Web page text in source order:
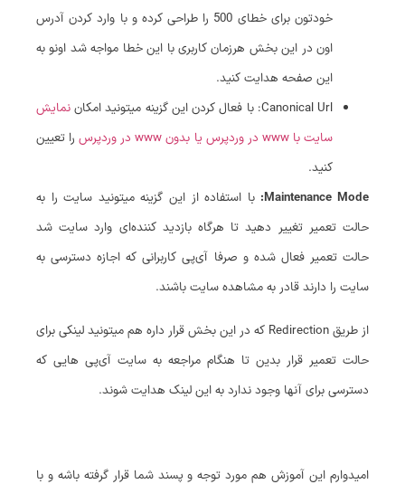
خودتون برای خطای 500 را طراحی کرده و با وارد کردن آدرس
اون در این بخش هرزمان کاربری با این خطا مواجه شد اونو به
این صفحه هدایت کنید.
Canonical Url: با فعال کردن این گزینه میتونید امکان
نمایش
سایت با www در وردپرس یا بدون www در وردپرس
را تعیین
کنید.
Maintenance Mode: با استفاده از این گزینه میتونید سایت را به
حالت تعمیر تغییر دهید تا هرگاه بازدید کننده‌ای وارد سایت شد
حالت تعمیر فعال شده و صرفا آی‌پی کاربرانی که اجازه دسترسی به
سایت را دارند قادر به مشاهده سایت باشند.
از طریق Redirection که در این بخش قرار داره هم میتونید لینکی برای
حالت تعمیر قرار بدین تا هنگام مراجعه به سایت آی‌پی هایی که
دسترسی برای آنها وجود ندارد به این لینک هدایت شوند.
امیدوارم این آموزش هم مورد توجه و پسند شما قرار گرفته باشه و با